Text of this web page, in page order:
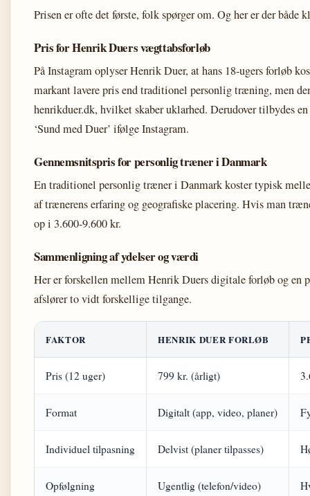
Prisen er ofte det første, folk spørger om. Og her er der både
Pris for Henrik Duers vægttabsforløb
På Instagram oplyser Henrik Duer, at hans 18-ugers forløb
markant lavere pris end traditionel personlig træning, men
henrikduer.dk, hvilket skaber uklarhed. Derudover tilbydes
‘Sund med Duer’ ifølge Instagram.
Gennemsnitspris for personlig træner i Danmark
En traditionel personlig træner i Danmark koster typisk
af trænerens erfaring og geografiske placering. Hvis man
op i 3.600-9.600 kr.
Sammenligning af ydelser og værdi
Her er forskellen mellem Henrik Duers digitale forløb og en
afslører to vidt forskellige tilgange.
FAKTOR HENRIK DUER FORLØB
Pris (12 uger) 799 kr. (årligt)
Format Digitalt (app, video, planer)
Individuel tilpasning Delvist (planer tilpasses)
Opfølgning Ugentlig (telefon/video)